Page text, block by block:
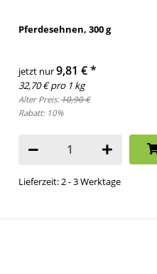
Pferdesehnen, 300 g
jetzt nur9,81 €*
32,70 € pro 1 kg
Alter Preis:10,90 €
Rabatt: 10%
Lieferzeit: 2 - 3 Werktage